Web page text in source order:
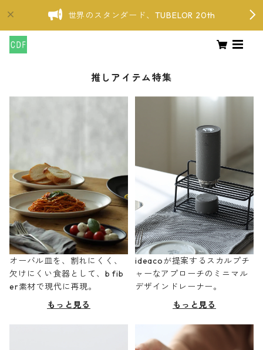
世界のスタンダード、TUBELOR 20th
推しアイテム特集
オーバル皿を、割れにくく、
欠けにくい食器として、b fib
er素材で現代に再現。
もっと見る
ideacoが提案するスカルプチ
ャーなアプローチのミニマル
デザインドレーナー。
もっと見る